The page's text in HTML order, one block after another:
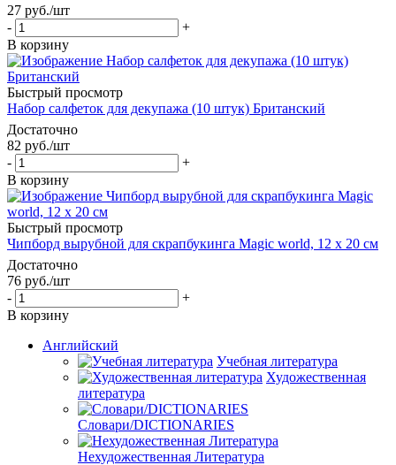
27 руб./шт
-
+
В корзину
Быстрый просмотр
Набор салфеток для декупажа (10 штук) Британский
Достаточно
82 руб./шт
-
+
В корзину
Быстрый просмотр
Чипборд вырубной для скрапбукинга Magic world, 12 х 20 см
Достаточно
76 руб./шт
-
+
В корзину
Английский
Учебная литература
Художественная
литература
Словари/DICTIONARIES
Нехудожественная Литература